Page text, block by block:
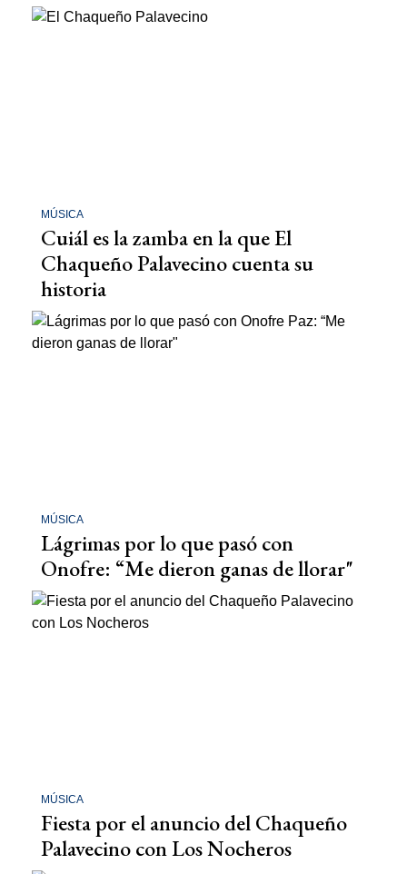
MÚSICA
Cuiál es la zamba en la que El
Chaqueño Palavecino cuenta su
historia
MÚSICA
Lágrimas por lo que pasó con
Onofre: “Me dieron ganas de llorar"
MÚSICA
Fiesta por el anuncio del Chaqueño
Palavecino con Los Nocheros